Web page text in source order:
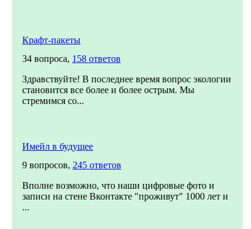
Крафт-пакеты
34 вопроса, 158 ответов
Здравствуйте! В последнее время вопрос экологии
становится все более и более острым. Мы
стремимся со...
Имейл в будущее
9 вопросов, 245 ответов
Вполне возможно, что наши цифровые фото и
записи на стене Вконтакте "проживут" 1000 лет и
...